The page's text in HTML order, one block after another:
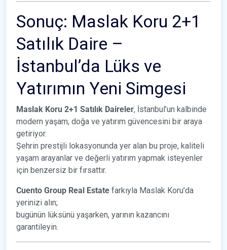
Sonuç: Maslak Koru 2+1
Satılık Daire –
İstanbul’da Lüks ve
Yatırımın Yeni Simgesi
Maslak Koru 2+1 Satılık Daireler, İstanbul’un kalbinde
modern yaşam, doğa ve yatırım güvencesini bir araya
getiriyor.
Şehrin prestijli lokasyonunda yer alan bu proje, kaliteli
yaşam arayanlar ve değerli yatırım yapmak isteyenler
için benzersiz bir fırsattır.
Cuento Group Real Estate farkıyla Maslak Koru’da
yerinizi alın;
bugünün lüksünü yaşarken, yarının kazancını
garantileyin.